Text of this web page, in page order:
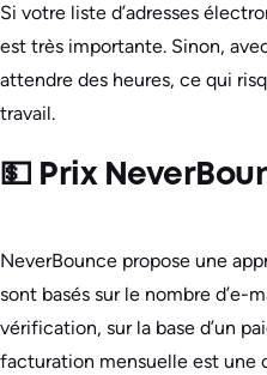
Si votre liste d’adresses
est très importante. Sinon,
attendre des heures, ce qui
travail.
💵 Prix
NeverBounce propose une
sont basés sur le nombre d’e-
vérification, sur la base d’un
facturation mensuelle est une